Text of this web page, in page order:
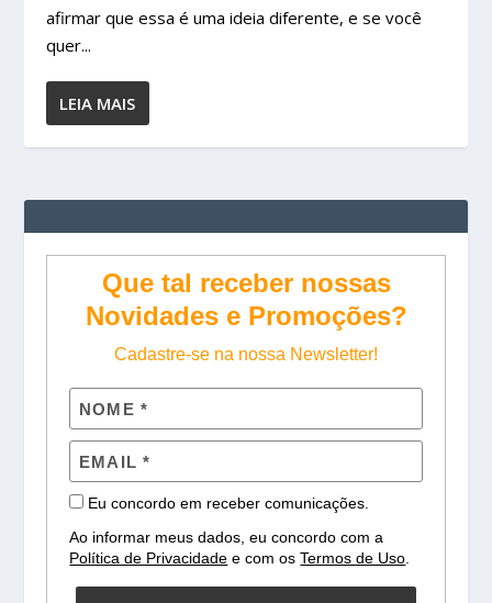
afirmar que essa é uma ideia diferente, e se você
quer...
LEIA MAIS
Que tal receber nossas
Novidades e Promoções?
Cadastre-se na nossa Newsletter!
Eu concordo em receber comunicações.
Ao informar meus dados, eu concordo com a
Política de Privacidade e com osTermos de Uso